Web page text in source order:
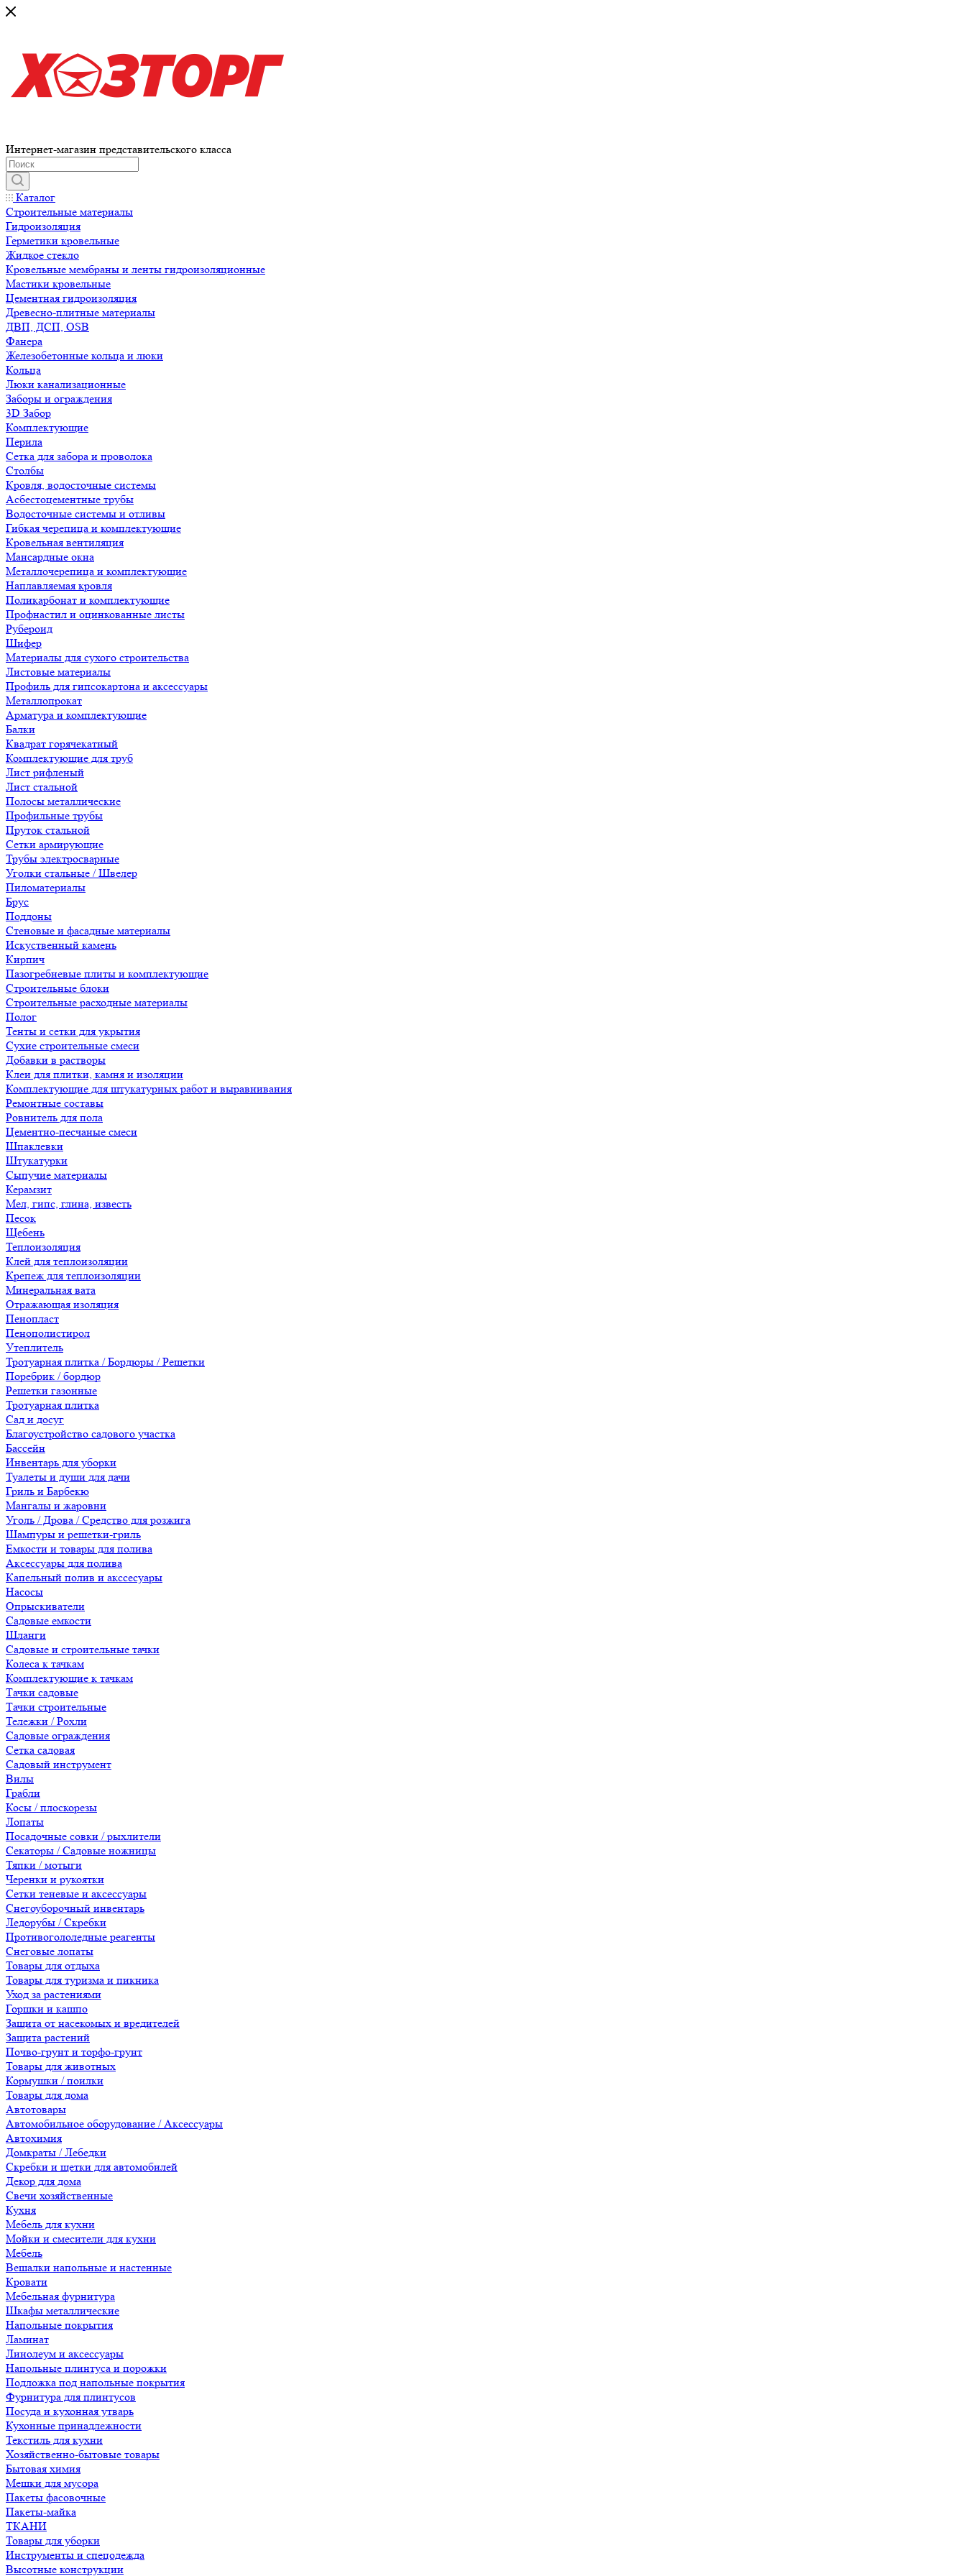
Интернет-магазин представительского класса
Каталог
Строительные материалы
Гидроизоляция
Герметики кровельные
Жидкое стекло
Кровельные мембраны и ленты гидроизоляционные
Мастики кровельные
Цементная гидроизоляция
Древесно-плитные материалы
ДВП, ДСП, OSB
Фанера
Железобетонные кольца и люки
Кольца
Люки канализационные
Заборы и ограждения
3D Забор
Комплектующие
Перила
Сетка для забора и проволока
Столбы
Кровля, водосточные системы
Асбестоцементные трубы
Водосточные системы и отливы
Гибкая черепица и комплектующие
Кровельная вентиляция
Мансардные окна
Металлочерепица и комплектующие
Наплавляемая кровля
Поликарбонат и комплектующие
Профнастил и оцинкованные листы
Рубероид
Шифер
Материалы для сухого строительства
Листовые материалы
Профиль для гипсокартона и аксессуары
Металлопрокат
Арматура и комплектующие
Балки
Квадрат горячекатный
Комплектующие для труб
Лист рифленый
Лист стальной
Полосы металлические
Профильные трубы
Пруток стальной
Сетки армирующие
Трубы электросварные
Уголки стальные / Швелер
Пиломатериалы
Брус
Поддоны
Стеновые и фасадные материалы
Искуственный камень
Кирпич
Пазогребневые плиты и комплектующие
Строительные блоки
Строительные расходные материалы
Полог
Тенты и сетки для укрытия
Сухие строительные смеси
Добавки в растворы
Клеи для плитки, камня и изоляции
Комплектующие для штукатурных работ и выравнивания
Ремонтные составы
Ровнитель для пола
Цементно-песчаные смеси
Шпаклевки
Штукатурки
Сыпучие материалы
Керамзит
Мел, гипс, глина, известь
Песок
Щебень
Теплоизоляция
Клей для теплоизоляции
Крепеж для теплоизоляции
Минеральная вата
Отражающая изоляция
Пенопласт
Пенополистирол
Утеплитель
Тротуарная плитка / Бордюры / Решетки
Поребрик / бордюр
Решетки газонные
Тротуарная плитка
Сад и досуг
Благоустройство садового участка
Бассейн
Инвентарь для уборки
Туалеты и души для дачи
Гриль и Барбекю
Мангалы и жаровни
Уголь / Дрова / Средство для розжига
Шампуры и решетки-гриль
Емкости и товары для полива
Аксессуары для полива
Капельный полив и акссесуары
Насосы
Опрыскиватели
Садовые емкости
Шланги
Садовые и строительные тачки
Колеса к тачкам
Комплектующие к тачкам
Тачки садовые
Тачки строительные
Тележки / Рохли
Садовые ограждения
Сетка садовая
Садовый инструмент
Вилы
Грабли
Косы / плоскорезы
Лопаты
Посадочные совки / рыхлители
Секаторы / Садовые ножницы
Тяпки / мотыги
Черенки и рукоятки
Сетки теневые и аксессуары
Снегоуборочный инвентарь
Ледорубы / Скребки
Противогололедные реагенты
Снеговые лопаты
Товары для отдыха
Товары для туризма и пикника
Уход за растениями
Горшки и кашпо
Защита от насекомых и вредителей
Защита растений
Почво-грунт и торфо-грунт
Товары для животных
Кормушки / поилки
Товары для дома
Автотовары
Автомобильное оборудование / Аксессуары
Автохимия
Домкраты / Лебедки
Скребки и щетки для автомобилей
Декор для дома
Свечи хозяйственные
Кухня
Мебель для кухни
Мойки и смесители для кухни
Мебель
Вешалки напольные и настенные
Кровати
Мебельная фурнитура
Шкафы металлические
Напольные покрытия
Ламинат
Линолеум и аксессуары
Напольные плинтуса и порожки
Подложка под напольные покрытия
Фурнитура для плинтусов
Посуда и кухонная утварь
Кухонные принадлежности
Текстиль для кухни
Хозяйственно-бытовые товары
Бытовая химия
Мешки для мусора
Пакеты фасовочные
Пакеты-майка
ТКАНИ
Товары для уборки
Инструменты и спецодежда
Высотные конструкции